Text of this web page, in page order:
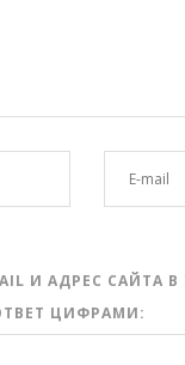
И АДРЕС
ЦИФРАМИ: